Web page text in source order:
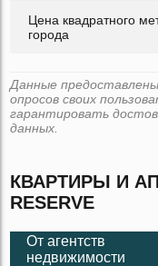
Цена квадратного
города
Данные
опросов своих
гарантировать
данных.
КВАРТИРЫ И
RESERVE
От агентств
недвижимости